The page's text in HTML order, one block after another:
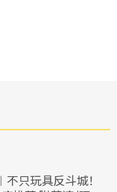
只玩具反斗城！